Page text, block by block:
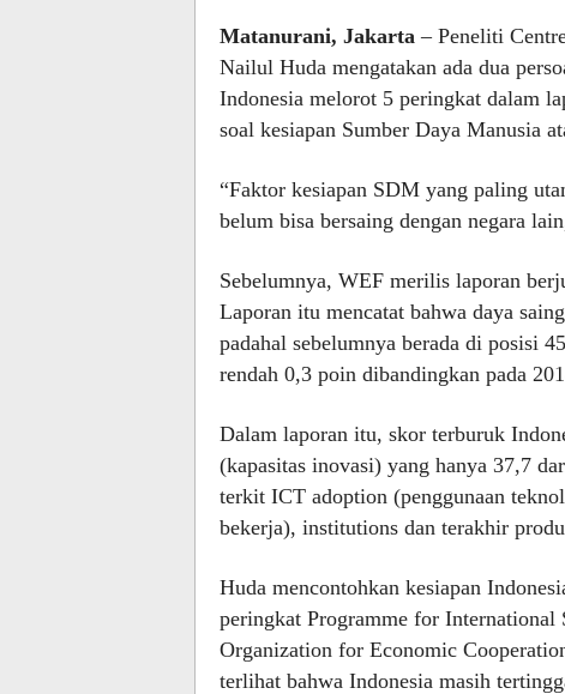
Matanurani, Jakarta– Peneliti
Nailul Huda mengatakan ada dua
Indonesia melorot 5 peringkat dalam
soal kesiapan Sumber Daya Manusia
“Faktor kesiapan SDM yang paling
belum bisa bersaing dengan negara
Sebelumnya, WEF merilis laporan
Laporan itu mencatat bahwa daya
padahal sebelumnya berada di posisi
rendah 0,3 poin dibandingkan pada
Dalam laporan itu, skor terburuk
(kapasitas inovasi) yang hanya 37,7
terkit ICT adoption (penggunaan
bekerja), institutions dan terakhir
Huda mencontohkan kesiapan
peringkat Programme for International
Organization for Economic
terlihat bahwa Indonesia masih